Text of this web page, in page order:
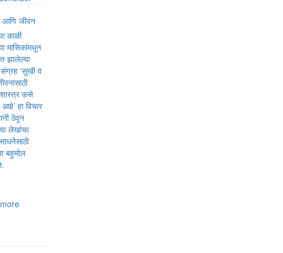
आणि जीवन
काळी
मासिकांमधून
झालेल्या
‘सुखी व
कसे
हा विचार
ठेवून
लेखांचा
बहुमोल